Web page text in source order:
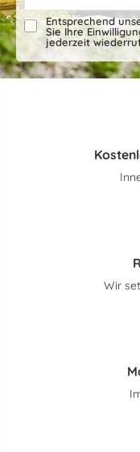
Entsprechend
Sie Ihre
jederzeit
Wir